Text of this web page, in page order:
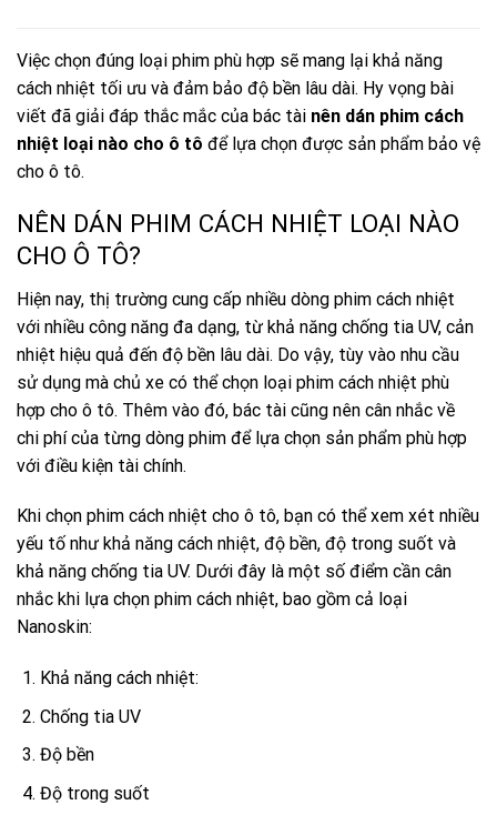
Việc chọn đúng loại phim phù hợp sẽ mang lại khả năng
cách nhiệt tối ưu và đảm bảo độ bền lâu dài. Hy vọng bài
viết đã giải đáp thắc mắc của bác tài nên dán phim cách
nhiệt loại nào cho ô tô để lựa chọn được sản phẩm bảo vệ
cho ô tô.
NÊN DÁN PHIM CÁCH NHIỆT LOẠI NÀO
CHO Ô TÔ?
Hiện nay, thị trường cung cấp nhiều dòng phim cách nhiệt
với nhiều công năng đa dạng, từ khả năng chống tia UV, cản
nhiệt hiệu quả đến độ bền lâu dài. Do vậy, tùy vào nhu cầu
sử dụng mà chủ xe có thể chọn loại phim cách nhiệt phù
hợp cho ô tô. Thêm vào đó, bác tài cũng nên cân nhắc về
chi phí của từng dòng phim để lựa chọn sản phẩm phù hợp
với điều kiện tài chính.
Khi chọn phim cách nhiệt cho ô tô, bạn có thể xem xét nhiều
yếu tố như khả năng cách nhiệt, độ bền, độ trong suốt và
khả năng chống tia UV. Dưới đây là một số điểm cần cân
nhắc khi lựa chọn phim cách nhiệt, bao gồm cả loại
Nanoskin:
Khả năng cách nhiệt:
Chống tia UV
Độ bền
Độ trong suốt